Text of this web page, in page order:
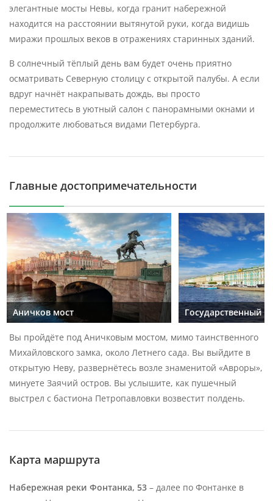
элегантные мосты Невы, когда гранит набережной
находится на расстоянии вытянутой руки, когда видишь
миражи прошлых веков в отражениях старинных зданий.
В солнечный тёплый день вам будет очень приятно
осматривать Северную столицу с открытой палубы. А если
вдруг начнёт накрапывать дождь, вы просто
переместитесь в уютный салон с панорамными окнами и
продолжите любоваться видами Петербурга.
Главные достопримечательности
Аничков мост Государственный
Вы пройдёте под Аничковым мостом, мимо таинственного
Михайловского замка, около Летнего сада. Вы выйдите в
открытую Неву, развернётесь возле знаменитой «Авроры»,
минуете Заячий остров. Вы услышите, как пушечный
выстрел с бастиона Петропавловки возвестит полдень.
Карта маршрута
Набережная реки Фонтанка, 53 – далее по Фонтанке в